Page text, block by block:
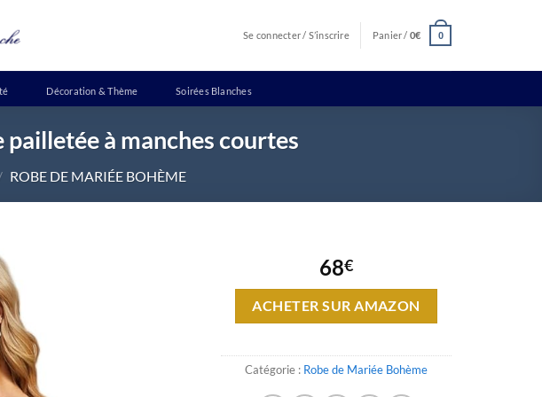
Se connecter / S’inscrire Panier / 0€ 0
Décoration & Thème Soirées Blanches
à manches courtes
ROBE DE MARIÉE BOHÈME
68€
ACHETER SUR AMAZON
Catégorie : Robe de Mariée Bohème